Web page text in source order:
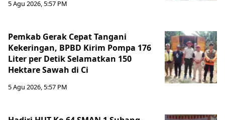
5 Agu 2026, 5:57 PM
Pemkab Gerak Cepat Tangani
Kekeringan, BPBD Kirim Pompa 176
Liter per Detik Selamatkan 150
Hektare Sawah di Ci
5 Agu 2026, 5:57 PM